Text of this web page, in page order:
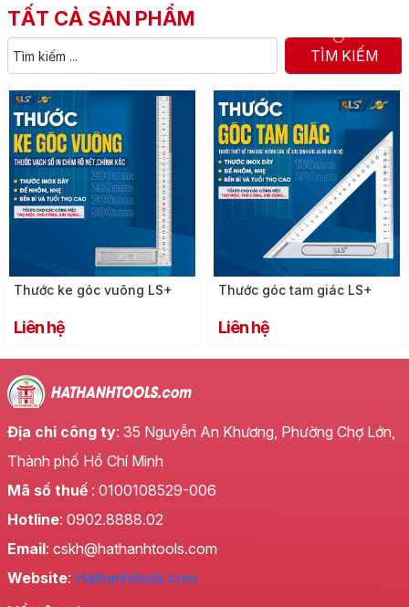
TẤT CẢ SẢN PHẨM
TÌM KIẾM
Thước ke góc vuông LS+
Liên hệ
Thước góc tam giác LS+
Liên hệ
Địa chỉ công ty: 35 Nguyễn An Khương, Phường Chợ Lớn,
Thành phố Hồ Chí Minh
Mã số thuế : 0100108529-006
Hotline: 0902.8888.02
Email: cskh@hathanhtools.com
Website: Hathanhtools.com